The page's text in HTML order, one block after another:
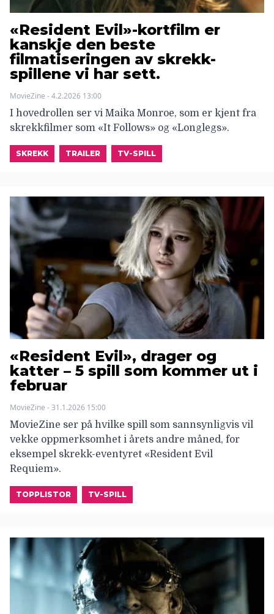
«Resident Evil»-kortfilm er
kanskje den beste
filmatiseringen av skrekk-
spillene vi har sett.
MovieZine - 4.2.2026 13:00
I hovedrollen ser vi Maika Monroe, som er kjent fra
skrekkfilmer som «It Follows» og «Longlegs».
SKREKK TRAILER TV-SPILL
«Resident Evil», drager og
katter – 5 spill som kommer ut i
februar
MovieZine - 31.1.2026 15:00
MovieZine ser på hvilke spill som sannsynligvis vil
vekke oppmerksomhet i årets andre måned, for
eksempel skrekk-eventyret «Resident Evil
Requiem».
TOPPLISTOR TV-SPILL